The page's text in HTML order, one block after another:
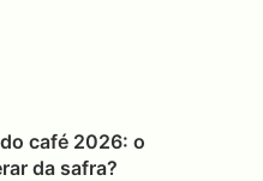
café 2026: o
da safra?